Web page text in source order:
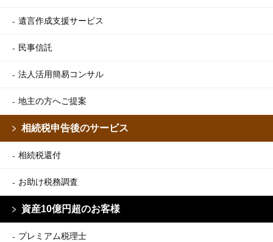
遺言作成支援サービス
民事信託
法人活用簡易コンサル
地主の方へご提案
相続税申告後のサービス
相続税還付
お助け税務調査
資産10億円超のお客様
プレミアム税理士